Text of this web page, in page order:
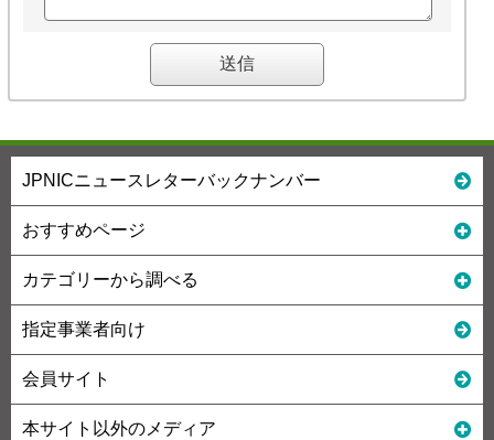
JPNICニュースレターバックナンバー
おすすめページ
カテゴリーから調べる
指定事業者向け
会員サイト
本サイト以外のメディア